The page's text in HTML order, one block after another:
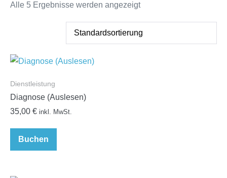
Alle 5 Ergebnisse werden angezeigt
Dienstleistung
Diagnose (Auslesen)
35,00 € inkl. MwSt.
Buchen